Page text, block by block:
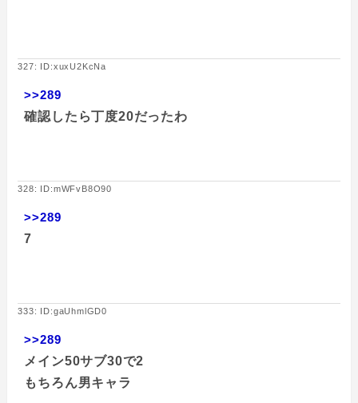
327: ID:xuxU2KcNa
>>289
確認したら丁度20だったわ
328: ID:mWFvB8O90
>>289
7
333: ID:gaUhmlGD0
>>289
メイン50サブ30で2
もちろん男キャラ